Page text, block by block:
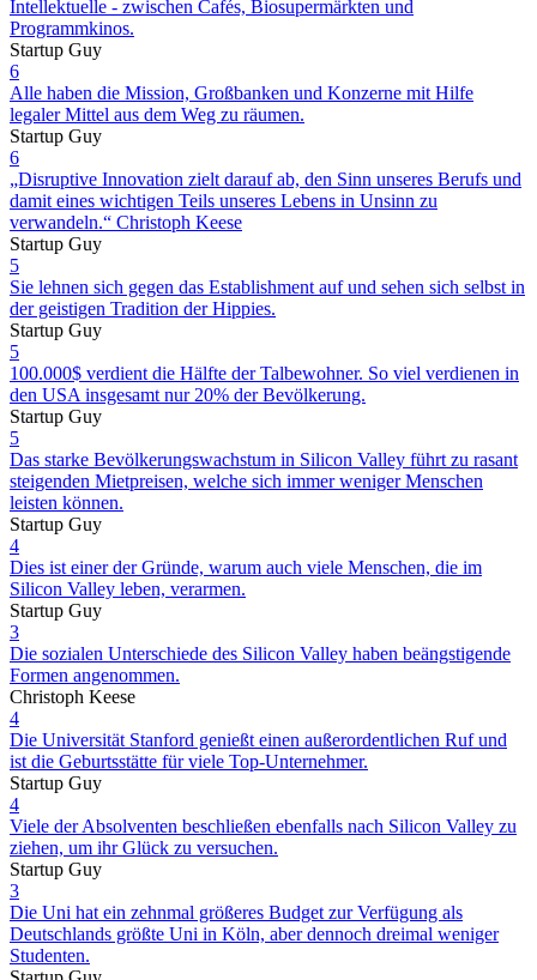
Intellektuelle - zwischen Cafés, Biosupermärkten und
Programmkinos.
Startup Guy
6
Alle haben die Mission, Großbanken und Konzerne mit Hilfe
legaler Mittel aus dem Weg zu räumen.
Startup Guy
6
„Disruptive Innovation zielt darauf ab, den Sinn unseres Berufs und
damit eines wichtigen Teils unseres Lebens in Unsinn zu
verwandeln.“ Christoph Keese
Startup Guy
5
Sie lehnen sich gegen das Establishment auf und sehen sich selbst in
der geistigen Tradition der Hippies.
Startup Guy
5
100.000$ verdient die Hälfte der Talbewohner. So viel verdienen in
den USA insgesamt nur 20% der Bevölkerung.
Startup Guy
5
Das starke Bevölkerungswachstum in Silicon Valley führt zu rasant
steigenden Mietpreisen, welche sich immer weniger Menschen
leisten können.
Startup Guy
4
Dies ist einer der Gründe, warum auch viele Menschen, die im
Silicon Valley leben, verarmen.
Startup Guy
3
Die sozialen Unterschiede des Silicon Valley haben beängstigende
Formen angenommen.
Christoph Keese
4
Die Universität Stanford genießt einen außerordentlichen Ruf und
ist die Geburtsstätte für viele Top-Unternehmer.
Startup Guy
4
Viele der Absolventen beschließen ebenfalls nach Silicon Valley zu
ziehen, um ihr Glück zu versuchen.
Startup Guy
3
Die Uni hat ein zehnmal größeres Budget zur Verfügung als
Deutschlands größte Uni in Köln, aber dennoch dreimal weniger
Studenten.